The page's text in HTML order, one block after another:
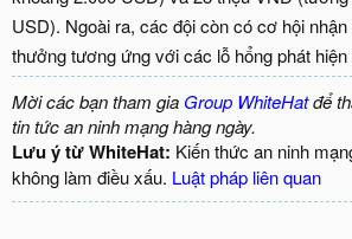
USD). Ngoài ra, các đội còn có cơ hội
thưởng tương ứng với các lỗ hổng phát
Mời các bạn tham gia Group WhiteHatđể
tin tức an ninh mạng hàng ngày.
Lưu ý từ WhiteHat: Kiến thức an ninh
không làm điều xấu. Luật pháp liên quan